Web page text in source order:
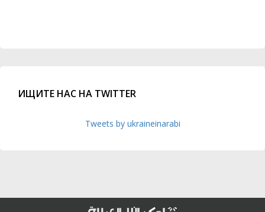
ИЩИТЕ НАС НА TWITTER
Tweets by ukraineinarabi